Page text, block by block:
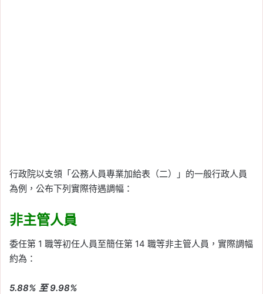
行政院以支領「公務人員專業加給表（二）」的一般行政人員
為例，公布下列實際待遇調幅：
非主管人員
委任第 1 職等初任人員至簡任第 14 職等非主管人員，實際調幅
約為：
5.88% 至 9.98%